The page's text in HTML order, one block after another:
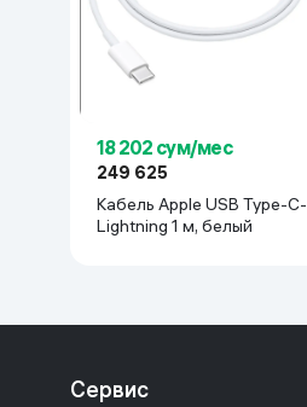
18 202 сум/мес
249 625
Кабель Apple USB Type-C-
Lightning 1 м, белый
Сервис